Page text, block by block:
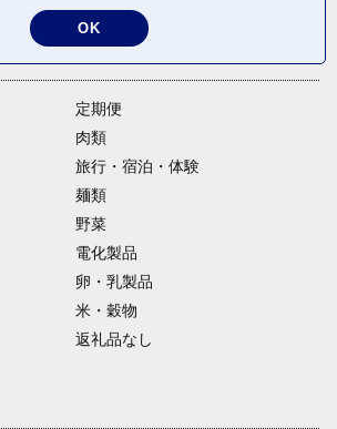
定期便
肉類
旅行・宿泊・体験
麺類
野菜
電化製品
卵・乳製品
米・穀物
返礼品なし
OK